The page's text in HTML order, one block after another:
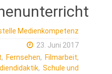
Medienkompetenz
23. Juni 2017
, Fernsehen, Filmarbeit,
, Schule und